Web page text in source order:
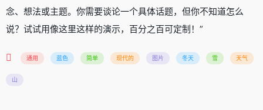
念、想法或主题。你需要谈论一个具体话题，但你不知道怎么
说？试试用像这里这样的演示，百分之百可定制！”
通用 蓝色 简单 现代的 图片 冬天 雪 天气
山